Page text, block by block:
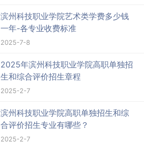
滨州科技职业学院艺术类学费多少钱
一年-各专业收费标准
2025-7-8
2025年滨州科技职业学院高职单独招
生和综合评价招生章程
2025-2-7
滨州科技职业学院高职单独招生和综
合评价招生专业有哪些？
2025-2-7